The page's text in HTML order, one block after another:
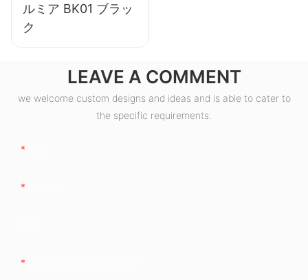
ルミア BK01 ブラッ
ク
LEAVE A COMMENT
we welcome custom designs and ideas and is able to cater to
the specific requirements.